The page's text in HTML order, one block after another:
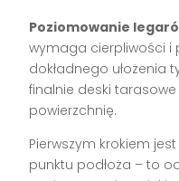
Poziomowanie
wymaga cierpliwości i
dokładnego ułożenia
finalnie deski
powierzchnię.
Pierwszym krokiem
punktu podłoża – to